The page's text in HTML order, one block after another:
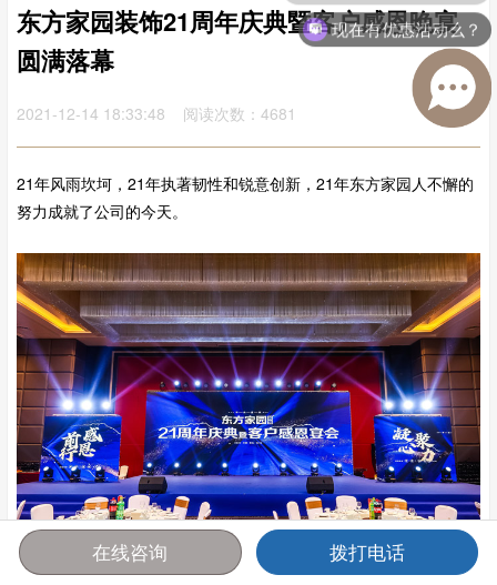
东方家园装饰21周年庆典暨客户感恩晚宴
圆满落幕
2021-12-14 18:33:48 阅读次数：4681
21年风雨坎坷，21年执著韧性和锐意创新，21年东方家园人不懈的
努力成就了公司的今天。
首页 报价 电话 咨询
现在有优惠活动么？
在线咨询 拨打电话